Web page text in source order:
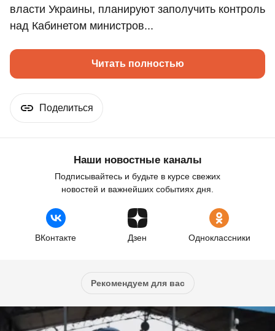
власти Украины, планируют заполучить контроль
над Кабинетом министров...
Читать полностью
Поделиться
Наши новостные каналы
Подписывайтесь и будьте в курсе свежих
новостей и важнейших событиях дня.
ВКонтакте Дзен Одноклассники
Рекомендуем для вас